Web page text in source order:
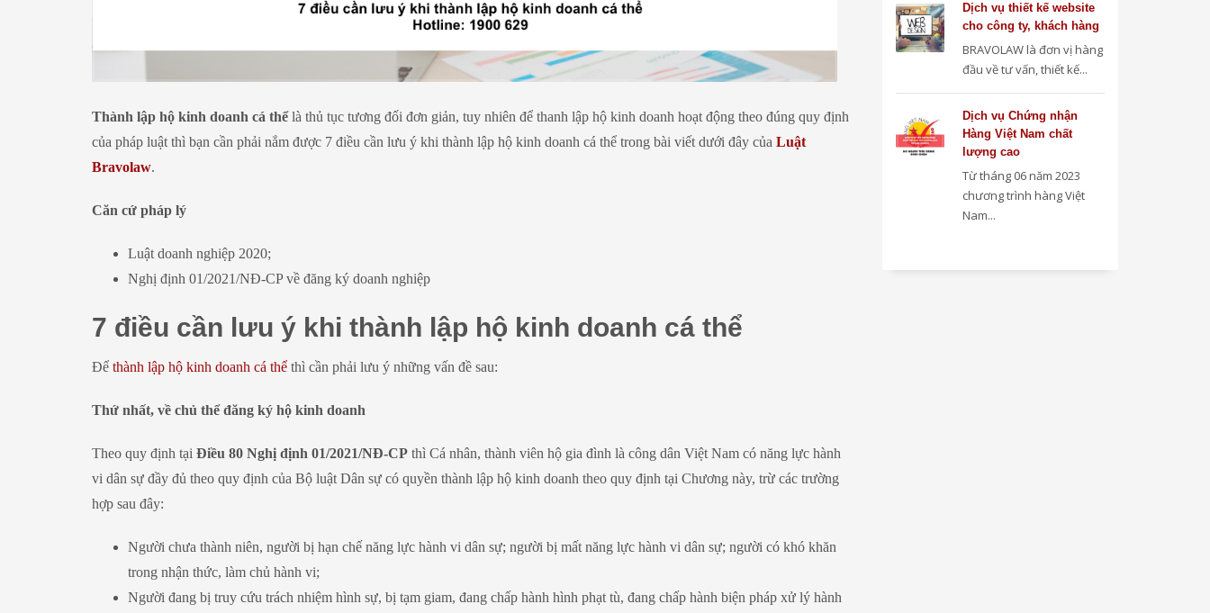
Thành lập hộ kinh doanh cá thểlà thủ tục tương đối đơn giản, tuy nhiên để thanh lập hộ kinh doanh hoạt động theo đúng quy định
của pháp luật thì bạn cần phải nắm được 7 điều cần lưu ý khi thành lập hộ kinh doanh cá thể trong bài viết dưới đây của Luật
Bravolaw.
Căn cứ pháp lý
Luật doanh nghiệp 2020;
Nghị định 01/2021/NĐ-CP về đăng ký doanh nghiệp
7 điều cần lưu ý khi thành lập hộ kinh doanh cá thể
Để thành lập hộ kinh doanh cá thể thì cần phải lưu ý những vấn đề sau:
Thứ nhất, về chủ thể đăng ký hộ kinh doanh
Theo quy định tại Điều 80 Nghị định 01/2021/NĐ-CP thì Cá nhân, thành viên hộ gia đình là công dân Việt Nam có năng lực hành
vi dân sự đầy đủ theo quy định của Bộ luật Dân sự có quyền thành lập hộ kinh doanh theo quy định tại Chương này, trừ các trường
hợp sau đây:
Người chưa thành niên, người bị hạn chế năng lực hành vi dân sự; người bị mất năng lực hành vi dân sự; người có khó khăn
trong nhận thức, làm chủ hành vi;
Người đang bị truy cứu trách nhiệm hình sự, bị tạm giam, đang chấp hành hình phạt tù, đang chấp hành biện pháp xử lý hành
Dịch vụ thiết kế website
cho công ty, khách hàng
BRAVOLAW là đơn vị hàng
đầu về tư vấn, thiết kế...
Dịch vụ Chứng nhận
Hàng Việt Nam chất
lượng cao
Từ tháng 06 năm 2023
chương trình hàng Việt
Nam...